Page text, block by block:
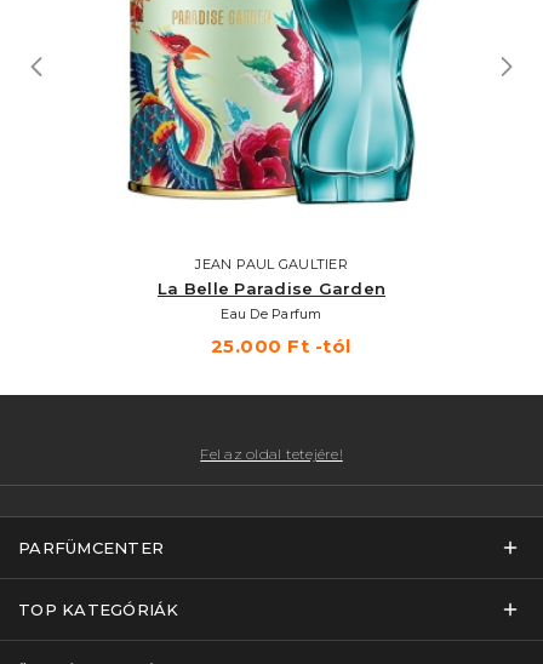
JEAN PAUL GAULTIER
La Belle Paradise Garden
Eau De Parfum
25.000 Ft -tól
Fel az oldal tetejére!
PARFÜMCENTER
TOP KATEGÓRIÁK